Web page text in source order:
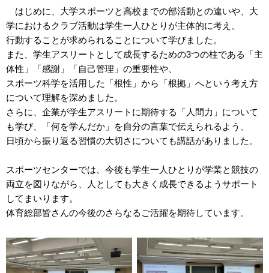
はじめに、大学スポーツと高校までの部活動との違いや、大
学におけるクラブ活動は学生一人ひとりが主体的に考え、
行動することが求められることについて学びました。
また、学生アスリートとして成長するための3つの柱である「主
体性」「感謝」「自己管理」の重要性や、
スポーツ科学を活用した「根性」から「根拠」へという考え方
について理解を深めました。
さらに、企業が学生アスリートに期待する「人間力」について
も学び、「何を学んだか」を自分の言葉で伝えられるよう、
日頃から振り返る習慣の大切さについても講話がありました。
スポーツセンターでは、今後も学生一人ひとりが学業と競技の
両立を図りながら、人としても大きく成長できるようサポート
してまいります。
体育総部皆さんの今後のさらなるご活躍を期待しています。